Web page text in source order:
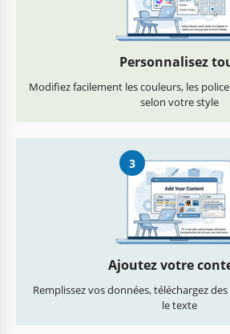
Personnalisez
Modifiez facilement les couleurs, les
selon votre style
3
Ajoutez votre
Remplissez vos données, téléchargez
le texte